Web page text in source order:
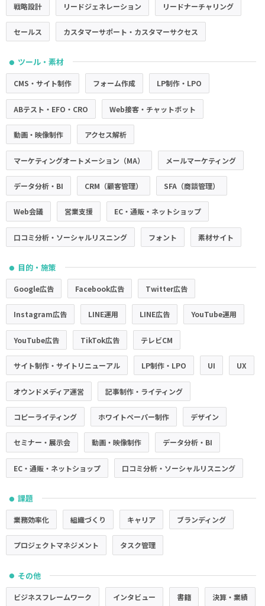
戦略設計 リードジェネレーション リードナーチャリング
セールス カスタマーサポート・カスタマーサクセス
● ツール・素材
CMS・サイト制作 フォーム作成 LP制作・LPO
ABテスト・EFO・CRO Web接客・チャットボット
動画・映像制作 アクセス解析
マーケティングオートメーション（MA） メールマーケティング
データ分析・BI CRM（顧客管理） SFA（商談管理）
Web会議 営業支援 EC・通販・ネットショップ
口コミ分析・ソーシャルリスニング フォント 素材サイト
● 目的・施策
Google広告 Facebook広告 Twitter広告
Instagram広告 LINE運用 LINE広告 YouTube運用
YouTube広告 TikTok広告 テレビCM
サイト制作・サイトリニューアル LP制作・LPO UI UX
オウンドメディア運営 記事制作・ライティング
コピーライティング ホワイトペーパー制作 デザイン
セミナー・展示会 動画・映像制作 データ分析・BI
EC・通販・ネットショップ 口コミ分析・ソーシャルリスニング
● 課題
業務効率化 組織づくり キャリア ブランディング
プロジェクトマネジメント タスク管理
● その他
ビジネスフレームワーク インタビュー 書籍 決算・業績